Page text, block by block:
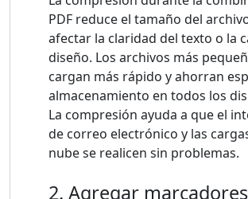
PDF reduce el tamaño del
afectar la claridad del texto o la
diseño. Los archivos más
cargan más rápido y ahorran
almacenamiento en todos los
La compresión ayuda a que el
de correo electrónico y las
nube se realicen sin problemas.
2. Agregar marcadores